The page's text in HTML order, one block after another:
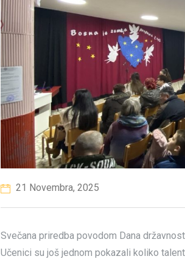
21 Novembra, 2025
Svečana priredba povodom Dana
Učenici su još jednom pokazali koliko